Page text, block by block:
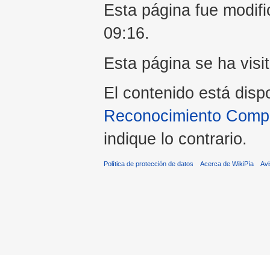
Esta página fue
09:16.
Esta página se ha
El contenido está
Reconocimiento
indique lo contrario.
Política de protección de datos Acerca de WikiPía